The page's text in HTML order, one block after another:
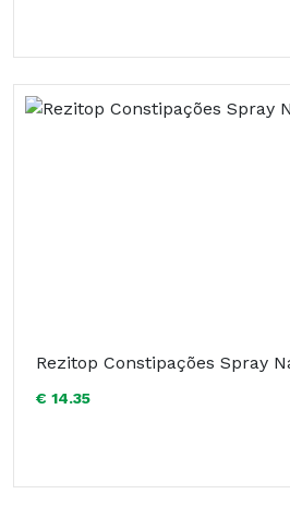
Rezitop Constipações Spray
€ 14.35